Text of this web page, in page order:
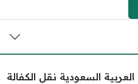
السعودية نقل الكفالة